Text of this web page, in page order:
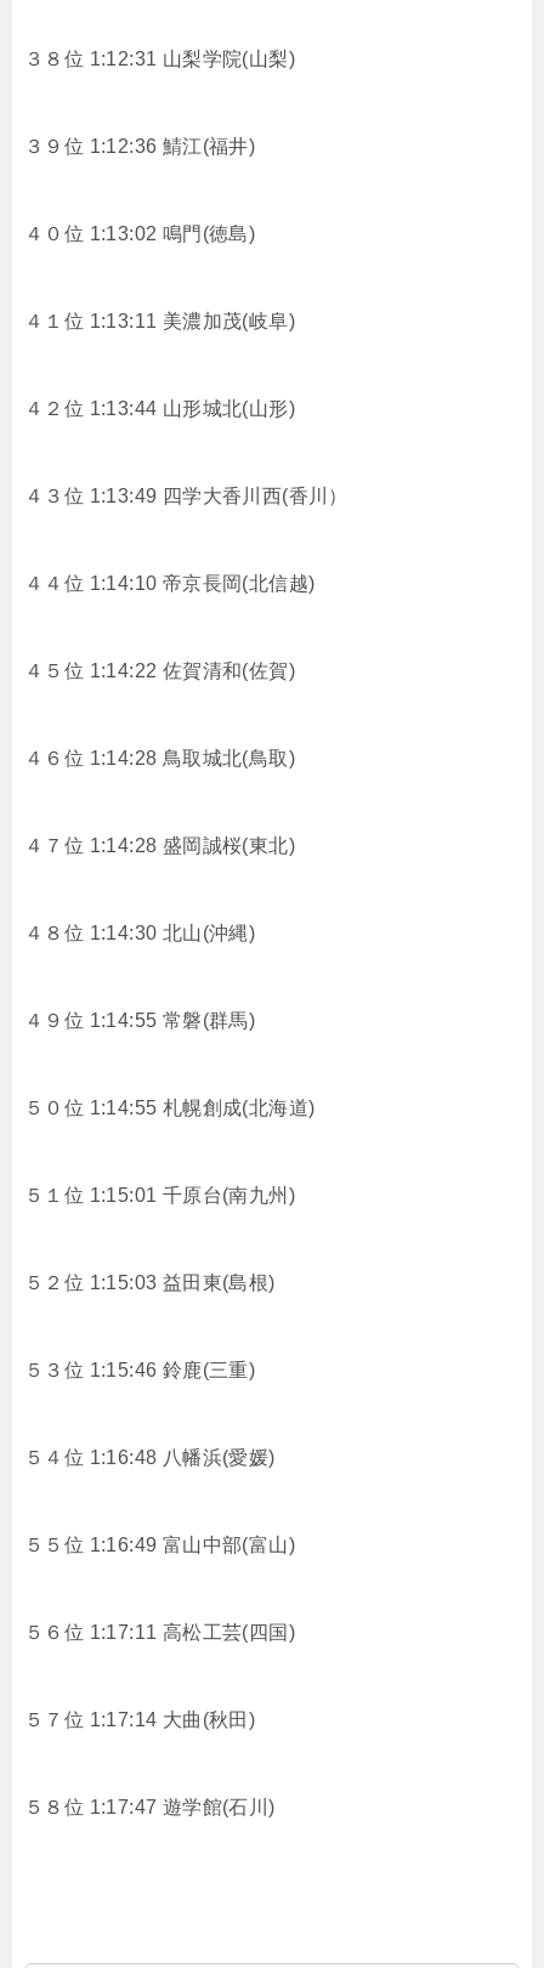
３８位 1:12:31 山梨学院(山梨)
３９位 1:12:36 鯖江(福井)
４０位 1:13:02 鳴門(徳島)
４１位 1:13:11 美濃加茂(岐阜)
４２位 1:13:44 山形城北(山形)
４３位 1:13:49 四学大香川西(香川）
４４位 1:14:10 帝京長岡(北信越)
４５位 1:14:22 佐賀清和(佐賀)
４６位 1:14:28 鳥取城北(鳥取)
４７位 1:14:28 盛岡誠桜(東北)
４８位 1:14:30 北山(沖縄)
４９位 1:14:55 常磐(群馬)
５０位 1:14:55 札幌創成(北海道)
５１位 1:15:01 千原台(南九州)
５２位 1:15:03 益田東(島根)
５３位 1:15:46 鈴鹿(三重)
５４位 1:16:48 八幡浜(愛媛)
５５位 1:16:49 富山中部(富山)
５６位 1:17:11 高松工芸(四国)
５７位 1:17:14 大曲(秋田)
５８位 1:17:47 遊学館(石川)